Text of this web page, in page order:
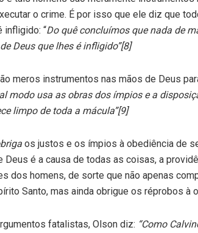
o crime. É por isso que ele diz que
infligido: “Do quê concluímos que nada de
Deus que lhes é infligido”[8]
meros instrumentos nas mãos de Deus
modo usa as obras dos ímpios e a
limpo de toda a mácula”[9]
os justos e os ímpios à obediência de
Deus é a causa de todas as coisas, a
dos homens, de sorte que não apenas
Santo, mas ainda obrigue os réprobos à
fatalistas, Olson diz: “Como